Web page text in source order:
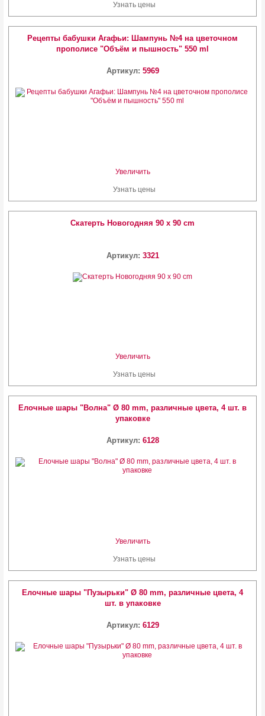
Узнать цены
Рецепты бабушки Агафьи: Шампунь №4 на цветочном
прополисе "Объём и пышность" 550 ml
Артикул: 5969
Увеличить
Узнать цены
Скатерть Новогодняя 90 х 90 cm
Артикул: 3321
Увеличить
Узнать цены
Елочные шары "Волна" Ø 80 mm, различные цвета, 4 шт. в
упаковке
Артикул: 6128
Увеличить
Узнать цены
Елочные шары "Пузырьки" Ø 80 mm, различные цвета, 4
шт. в упаковке
Артикул: 6129